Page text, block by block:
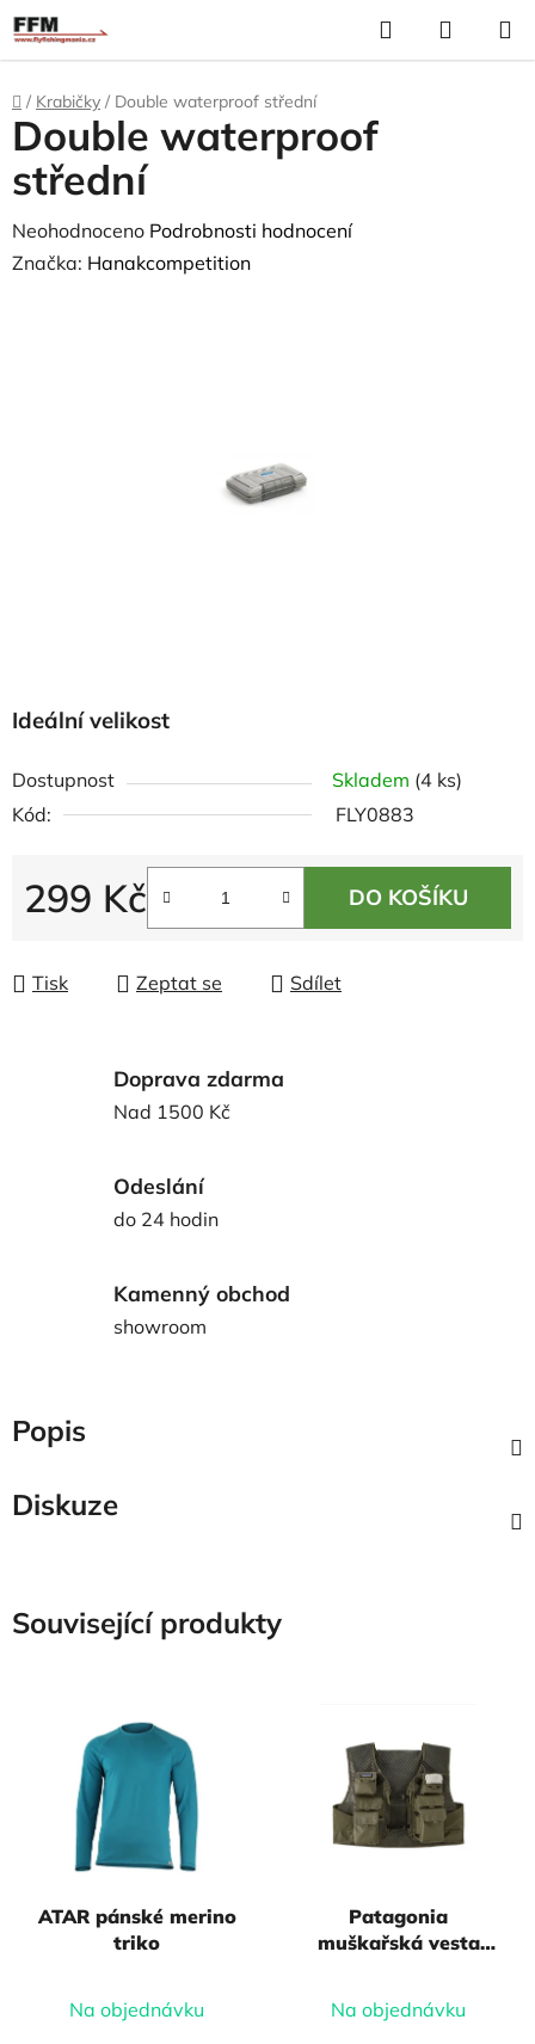
Přejít
na
obsah
Hledat
Domů
/ Krabičky / Double waterproof střední
Ideální velikost
Dostupnost Skladem (4 ks)
Kód:
FLY0883
299 Kč DO KOŠÍKU
Tisk Zeptat se Sdílet
Double waterproof
střední
Průměrné
hodnocení
Neohodnoceno Podrobnosti hodnocení
Značka: Hanakcompetition
Doprava zdarma
Nad 1500 Kč
Odeslání
do 24 hodin
Kamenný obchod
showroom
Popis
Diskuze
Související produkty
ATAR pánské merino
triko
Na objednávku
Patagonia
muškařská vesta
XL/XXL
Na objednávku